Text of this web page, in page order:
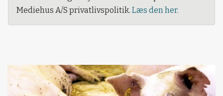
Mediehus A/S privatlivspolitik. Læs den her.